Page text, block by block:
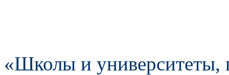
«Школы и университеты,